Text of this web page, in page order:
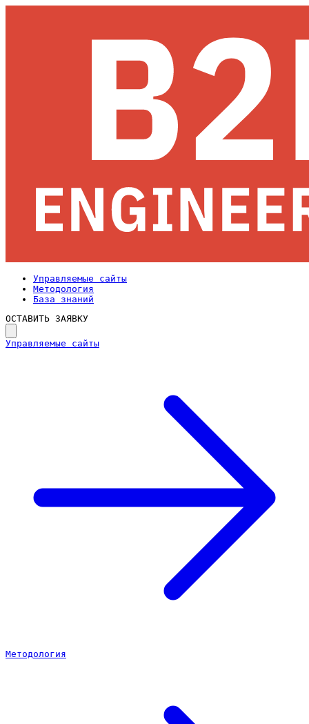
Управляемые сайты
Методология
База знаний
ОСТАВИТЬ ЗАЯВКУ
Управляемые сайты
Методология